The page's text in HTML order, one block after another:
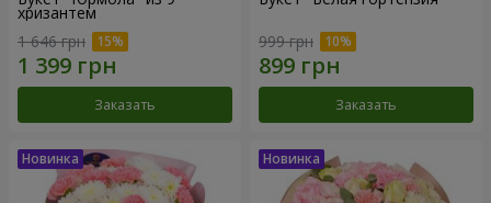
хризантем
1 646 грн
Заказать
999 грн
Заказать